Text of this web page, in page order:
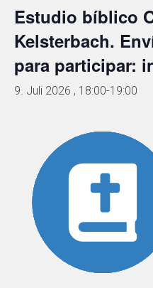
Estudio bíblico
Kelsterbach.
para participar:
9. Juli 2026 , 18:00-19:00